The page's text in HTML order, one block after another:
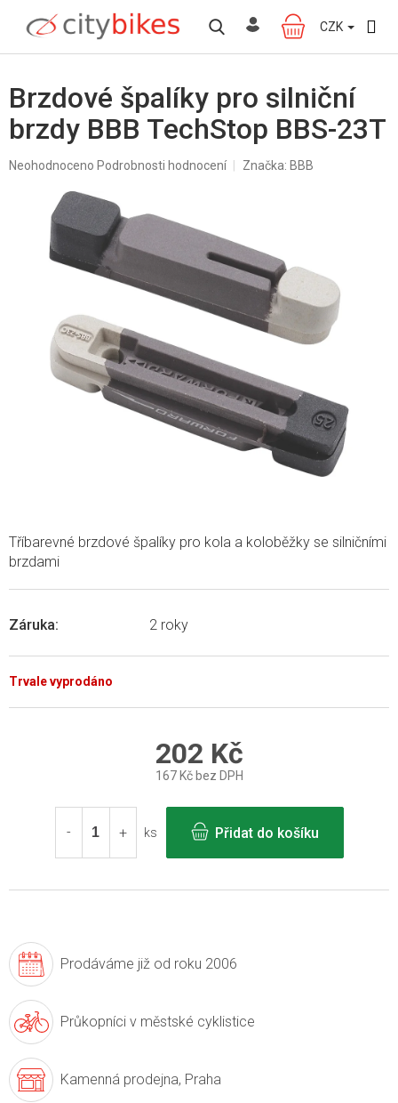
obsah
NÁKUPNÍ
KOŠÍK
CZK
Brzdové špalíky pro silniční
brzdy BBB TechStop BBS-23T
Průměrné
hvězdiček.
Neohodnoceno Podrobnosti hodnocení Značka: BBB
Trvale vyprodáno
Záruka: 2 roky
Tříbarevné brzdové špalíky pro kola a koloběžky se silničními
brzdami
202 Kč
167 Kč bez DPH
cena:
ks
Přidat do košíku
Prodáváme již od roku 2006
Průkopníci v městské cyklistice
Kamenná prodejna, Praha